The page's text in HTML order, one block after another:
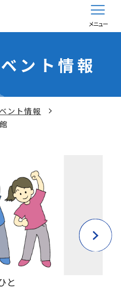
メニュー
ント情報
ント情報
と